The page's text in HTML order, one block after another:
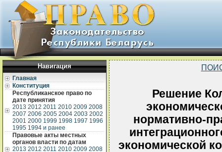
Навигация
Главная
Конституция
Республиканское право по
дате принятия
2013 2012 2011 2010 2009 2008
2007 2006 2005 2004 2003 2002
2001 2000 1999 1998 1997 1996
1995 1994 и ранее
Правовые акты местных
органов власти по датам
2013 2012 2011 2010 2009 2008
Решение
нормативно-
экономической